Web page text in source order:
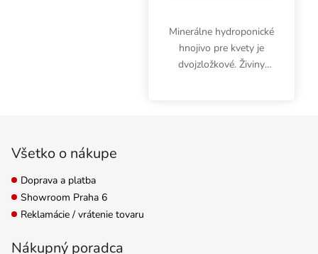
Minerálne hydroponické
hnojivo pre kvety je
dvojzložkové. Živiny
Všetko o nákupe
Doprava a platba
Showroom Praha 6
Reklamácie / vrátenie tovaru
Nákupný poradca